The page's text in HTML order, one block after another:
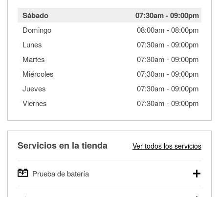
Sábado 07:30am-09:00pm
Domingo 08:00am -08:00pm
Lunes
07:30am -09:00pm
Martes
07:30am -09:00pm
Miércoles
07:30am -09:00pm
Jueves
07:30am -09:00pm
Viernes
07:30am -09:00pm
Servicios en la tienda Ver todos los servicios
Prueba de batería